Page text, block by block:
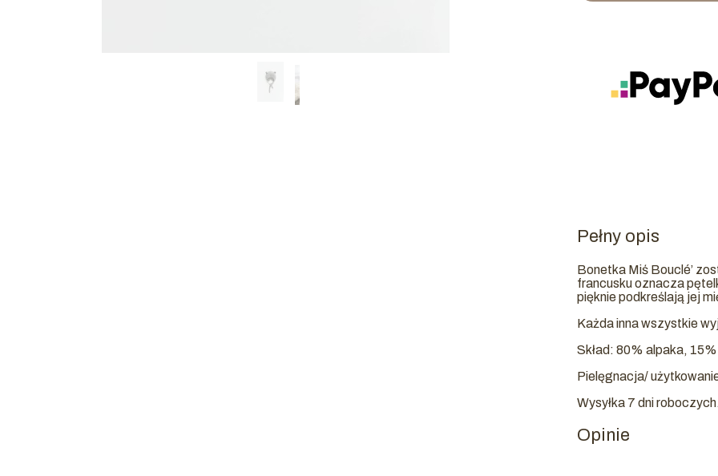
Pełny opis
Bonetka Miś Bouclé’
francusku oznacza
pięknie podkreślają jej
Każda inna wszystkie
Skład: 80% alpaka,
Pielęgnacja/
Wysyłka 7 dni
Opinie